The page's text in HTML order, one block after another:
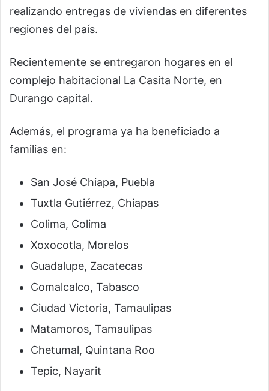
realizando entregas de viviendas en diferentes
regiones del país.
Recientemente se entregaron hogares en el
complejo habitacional La Casita Norte, en
Durango capital.
Además, el programa ya ha beneficiado a
familias en:
San José Chiapa, Puebla
Tuxtla Gutiérrez, Chiapas
Colima, Colima
Xoxocotla, Morelos
Guadalupe, Zacatecas
Comalcalco, Tabasco
Ciudad Victoria, Tamaulipas
Matamoros, Tamaulipas
Chetumal, Quintana Roo
Tepic, Nayarit